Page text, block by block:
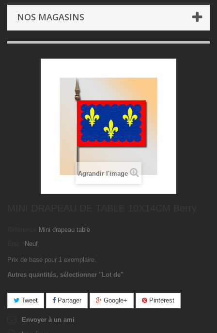
NOS MAGASINS
Agrandir l'image
Mini drapeau table
Neuf
Prix de base pour 1 exemplaire.
Autres quantités, sélectionner ''Lot de''
Tweet Partager Google+ Pinterest
Envoyer à un ami